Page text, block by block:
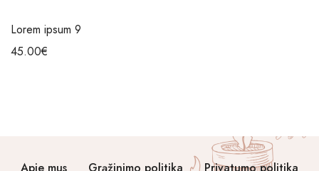
Lorem ipsum 9
45.00€
Apie mus Grąžinimo politika Privatumo politika